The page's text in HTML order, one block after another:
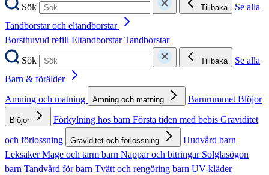
Sök
Tillbaka
Se alla
Tandborstar och eltandborstar
Borsthuvud refill EltandborstarTandborstar
Sök
Tillbaka
Se alla
Barn & förälder
Amning och matning
Amning och matning BarnrummetBlöjor
Blöjor Förkylning hos barn Första tiden med bebis Graviditet
och förlossning
Graviditet och förlossning
Hudvård barn
LeksakerMage och tarm barn Nappar och bitringar Solglasögon
barn Tandvård för barn Tvätt och rengöring barn UV-kläder